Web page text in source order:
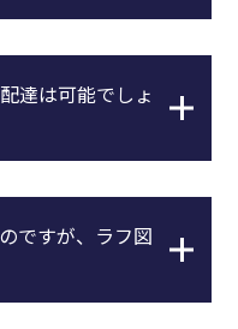
達は可能でしょ
ですが、ラフ図